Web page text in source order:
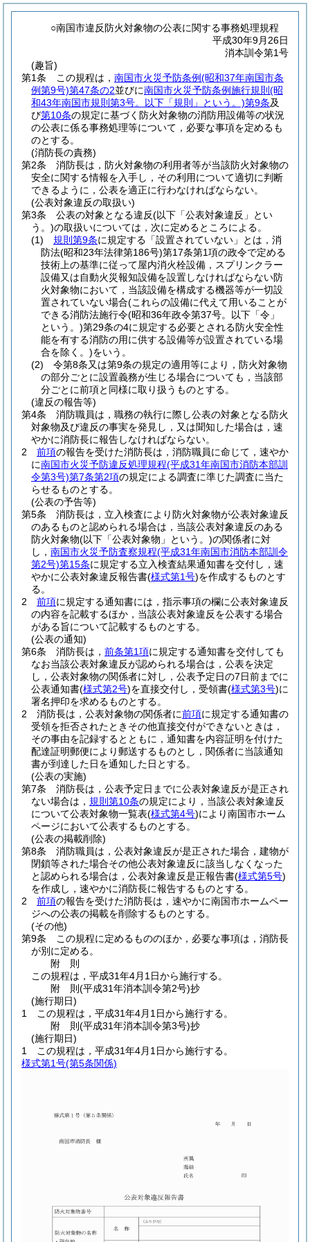
○南国市違反防火対象物の公表に関する事務処理規程
平成30年9月26日
消本訓令第1号
(趣旨)
第1条
この規程は， 南国市火災予防条例(昭和37年南国市条
例第9号)第47条の2並びに南国市火災予防条例施行規則 (昭
和43年南国市規則第3号。以下「規則」という。)第9条及
び第10条の規定に基づく防火対象物の消防用設備等の状況
の公表に係る事務処理等について，必要な事項を定めるも
のとする。
(消防長の責務)
第2条
消防長は，防火対象物の利用者等が当該防火対象物の
安全に関する情報を入手し，その利用について適切に判断
できるように，公表を適正に行わなければならない。
(公表対象違反の取扱い)
第3条
公表の対象となる違反(以下「公表対象違反」とい
う。)の取扱いについては，次に定めるところによる。
(1)
規則第9条に規定する「設置されていない」とは，消
防法(昭和23年法律第186号)第17条第1項の政令で定める
技術上の基準に従って屋内消火栓設備，スプリンクラー
設備又は自動火災報知設備を設置しなければならない防
火対象物において，当該設備を構成する機器等が一切設
置されていない場合(これらの設備に代えて用いることが
できる消防法施行令(昭和36年政令第37号。以下「令」
という。)第29条の4に規定する必要とされる防火安全性
能を有する消防の用に供する設備等が設置されている場
合を除く。)をいう。
(2)
令第8条又は第9条の規定の適用等により，防火対象物
の部分ごとに設置義務が生じる場合についても，当該部
分ごとに前項と同様に取り扱うものとする。
(違反の報告等)
第4条
消防職員は，職務の執行に際し公表の対象となる防火
対象物及び違反の事実を発見し，又は聞知した場合は，速
やかに消防長に報告しなければならない。
2
前項の報告を受けた消防長は，消防職員に命じて，速やか
に南国市火災予防違反処理規程(平成31年南国市消防本部訓
令第3号)第7条第2項の規定による調査に準じた調査に当た
らせるものとする。
(公表の予告等)
第5条
消防長は，立入検査により防火対象物が公表対象違反
のあるものと認められる場合は，当該公表対象違反のある
防火対象物(以下「公表対象物」という。)の関係者に対
し， 南国市火災予防査察規程(平成31年南国市消防本部訓令
第2号)第15条に規定する立入検査結果通知書を交付し，速
やかに公表対象違反報告書(様式第1号)を作成するものとす
る。
2
前項に規定する通知書には，指示事項の欄に公表対象違反
の内容を記載するほか，当該公表対象違反を公表する場合
がある旨について記載するものとする。
(公表の通知)
第6条
消防長は， 前条第1項に規定する通知書を交付しても
なお当該公表対象違反が認められる場合は，公表を決定
し，公表対象物の関係者に対し，公表予定日の7日前までに
公表通知書(様式第2号)を直接交付し，受領書(様式第3号)に
署名押印を求めるものとする。
2
消防長は，公表対象物の関係者に前項に規定する通知書の
受領を拒否されたときその他直接交付ができないときは，
その事由を記録するとともに，通知書を内容証明を付けた
配達証明郵便により郵送するものとし，関係者に当該通知
書が到達した日を通知した日とする。
(公表の実施)
第7条
消防長は，公表予定日までに公表対象違反が是正され
ない場合は， 規則第10条の規定により，当該公表対象違反
について公表対象物一覧表(様式第4号)により南国市ホーム
ページにおいて公表するものとする。
(公表の掲載削除)
第8条
消防職員は，公表対象違反が是正された場合，建物が
閉鎖等された場合その他公表対象違反に該当しなくなった
と認められる場合は，公表対象違反是正報告書(様式第5号)
を作成し，速やかに消防長に報告するものとする。
2
前項の報告を受けた消防長は，速やかに南国市ホームペー
ジへの公表の掲載を削除するものとする。
(その他)
第9条
この規程に定めるもののほか，必要な事項は，消防長
が別に定める。
附 則
この規程は，平成31年4月1日から施行する。
附 則(平成31年消本訓令第2号)抄
(施行期日)
1
この規程は，平成31年4月1日から施行する。
附 則(平成31年消本訓令第3号)抄
(施行期日)
1
この規程は，平成31年4月1日から施行する。
様式第1号(第5条関係)